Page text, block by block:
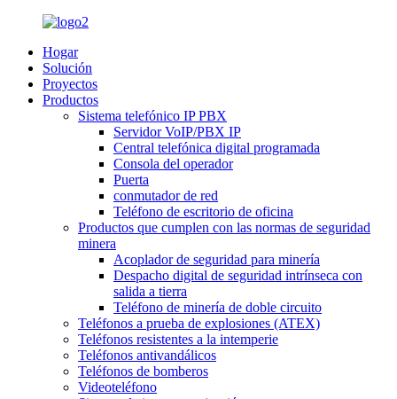
Hogar
Solución
Proyectos
Productos
Sistema telefónico IP PBX
Servidor VoIP/PBX IP
Central telefónica digital programada
Consola del operador
Puerta
conmutador de red
Teléfono de escritorio de oficina
Productos que cumplen con las normas de seguridad
minera
Acoplador de seguridad para minería
Despacho digital de seguridad intrínseca con
salida a tierra
Teléfono de minería de doble circuito
Teléfonos a prueba de explosiones (ATEX)
Teléfonos resistentes a la intemperie
Teléfonos antivandálicos
Teléfonos de bomberos
Videoteléfono